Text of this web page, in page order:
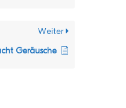
Weiter
Geräusche